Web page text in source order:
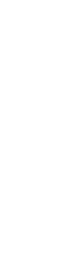
e Estatuto do
Olímpicos